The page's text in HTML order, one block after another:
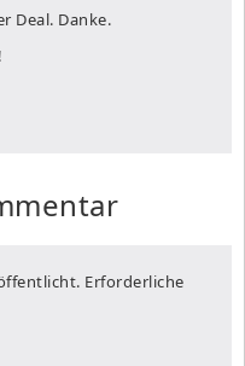
Deal. Danke.
Erforderliche